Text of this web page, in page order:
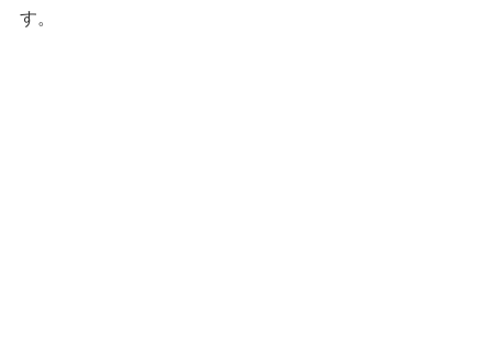
す。